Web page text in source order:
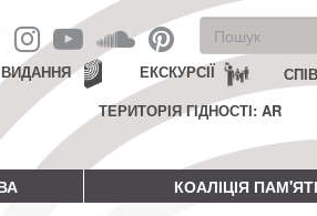
форма
Пошук
ЕКСКУРСІЇ
ВИДАННЯ
ТЕРИТОРІЯ ГІДНОСТІ: AR
КОАЛІЦІЯ ПАМ'ЯТІ